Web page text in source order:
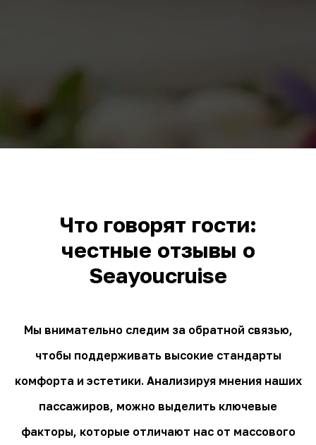
Что говорят гости:
честные отзывы о
Seayoucruise
Мы внимательно следим за обратной связью,
чтобы поддерживать высокие стандарты
комфорта и эстетики. Анализируя мнения наших
пассажиров, можно выделить ключевые
факторы, которые отличают нас от массового